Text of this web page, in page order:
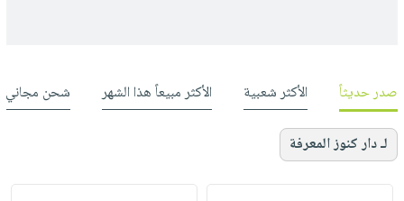
صدر حديثاً الأكثر شعبية الأكثر مبيعاً هذا الشهر شحن مجاني
لـ دار كنوز المعرفة